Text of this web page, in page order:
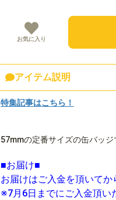
お気に入り
アイテム説明
特集記事はこちら！
57mmの定番サイズの缶バッジ
■お届け■
お届けはご入金を頂いて
※7月6日までにご入金頂い